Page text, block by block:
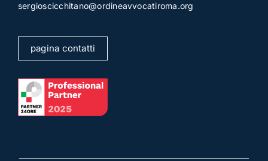
sergioscicchitano@ordineavvocatiroma.org
pagina contatti